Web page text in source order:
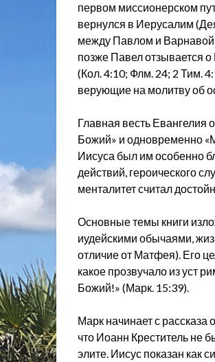
первом миссионерском
вернулся в Иерусалим
между Павлом и Варнавой
позже Павел отзывается
(Кол. 4:10; Флм. 24; 2 Тим.
верующие на молитву об
Главная весть Евангелия
Божий» и одновременно
Иисуса был им особенно
действий, героического
менталитет считал
Основные темы книги
иудейскими обычаями,
отличие от Матфея). Его
какое прозвучало из уст
Божий!» (Марк. 15:39).
Марк начинает с
что Иоанн Креститель не
элите. Иисус показан как